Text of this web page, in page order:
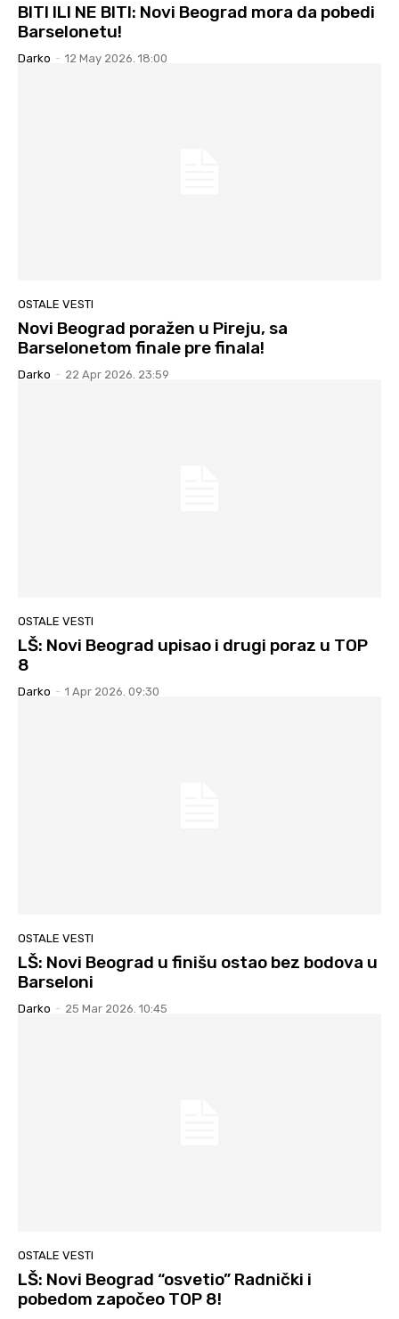
BITI ILI NE BITI: Novi Beograd mora da pobedi
Barselonetu!
Darko - 12 May 2026. 18:00
OSTALE VESTI
Novi Beograd poražen u Pireju, sa
Barselonetom finale pre finala!
Darko - 22 Apr 2026. 23:59
OSTALE VESTI
LŠ: Novi Beograd upisao i drugi poraz u TOP
8
Darko - 1 Apr 2026. 09:30
OSTALE VESTI
LŠ: Novi Beograd u finišu ostao bez bodova u
Barseloni
Darko - 25 Mar 2026. 10:45
OSTALE VESTI
LŠ: Novi Beograd “osvetio” Radnički i
pobedom započeo TOP 8!